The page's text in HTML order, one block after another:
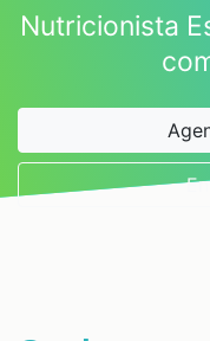
Nutricionista